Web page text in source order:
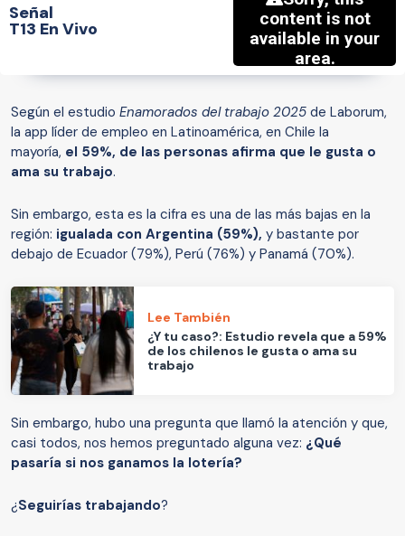
Señal
T13 En Vivo
Según el estudio Enamorados del trabajo 2025 de Laborum,
la app líder de empleo en Latinoamérica, en Chile la
mayoría, el 59%, de las personas afirma que le gusta o
ama su trabajo.
Sin embargo, esta es la cifra es una de las más bajas en la
región: igualada con Argentina (59%), y bastante por
debajo de Ecuador (79%), Perú (76%) y Panamá (70%).
Lee También
¿Y tu caso?: Estudio revela que a 59%
de los chilenos le gusta o ama su
trabajo
Sin embargo, hubo una pregunta que llamó la atención y que,
casi todos, nos hemos preguntado alguna vez: ¿Qué
pasaría si nos ganamos la lotería?
¿Seguirías trabajando?